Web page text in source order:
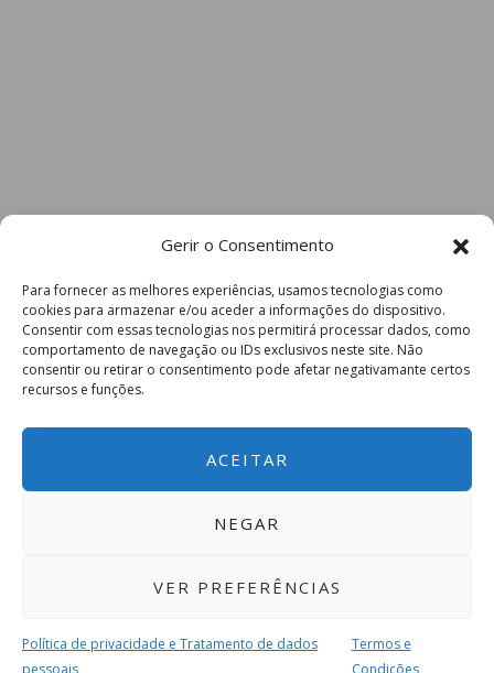
Gerir o Consentimento
Para fornecer as melhores experiências, usamos tecnologias como
cookies para armazenar e/ou aceder a informações do dispositivo.
Consentir com essas tecnologias nos permitirá processar dados, como
comportamento de navegação ou IDs exclusivos neste site. Não
consentir ou retirar o consentimento pode afetar negativamante certos
recursos e funções.
ACEITAR
NEGAR
VER PREFERÊNCIAS
Política de privacidade e Tratamento de dados
pessoais
Termos e
Condições